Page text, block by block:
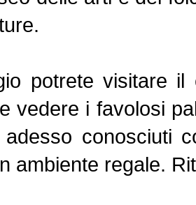
potrete visitare
vedere i favolosi
conosciuti
ambiente regale.